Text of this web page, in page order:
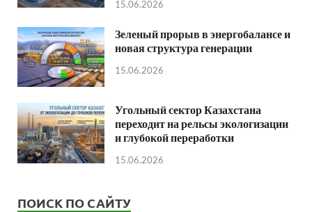
15.06.2026
Зеленый прорыв в энергобалансе и
новая структура генерации
15.06.2026
Угольный сектор Казахстана
переходит на рельсы экологизации
и глубокой переработки
15.06.2026
ПОИСК ПО САЙТУ